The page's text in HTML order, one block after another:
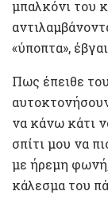
μπαλκόνι του
«ύποπτα»,
Πως έπειθε
να κάνω κάτι
σπίτι μου να
με ήρεμη
κάλεσμα του